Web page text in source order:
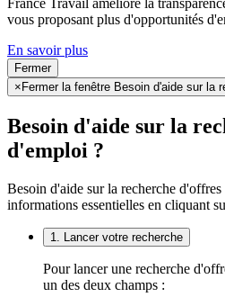
France Travail améliore la
vous proposant plus d'opportunités
En savoir plus
Fermer
× Fermer la fenêtre Besoin d'aide sur la
Besoin d'aide sur la
d'emploi ?
Besoin d'aide sur la recherche
informations essentielles en cliquant
1. Lancer votre recherche
Pour lancer une recherche
un des deux champs :